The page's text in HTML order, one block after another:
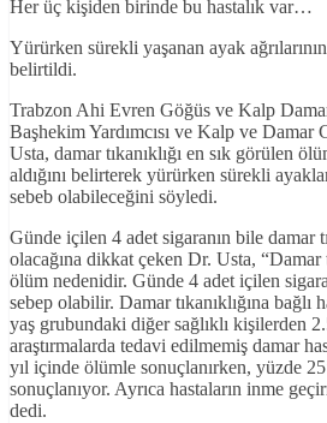
Her üç kişiden birinde bu hastalık var…
Yürürken sürekli yaşanan ayak
belirtildi.
Trabzon Ahi Evren Göğüs ve Kalp
Başhekim Yardımcısı ve Kalp ve Damar
Usta, damar tıkanıklığı en sık görülen
aldığını belirterek yürürken sürekli
sebeb olabileceğini söyledi.
Günde içilen 4 adet sigaranın bile damar
olacağına dikkat çeken Dr. Usta, “Damar
ölüm nedenidir. Günde 4 adet içilen sigara
sebep olabilir. Damar tıkanıklığına bağlı
yaş grubundaki diğer sağlıklı kişilerden
araştırmalarda tedavi edilmemiş damar
yıl içinde ölümle sonuçlanırken, yüzde
sonuçlanıyor. Ayrıca hastaların inme
dedi.